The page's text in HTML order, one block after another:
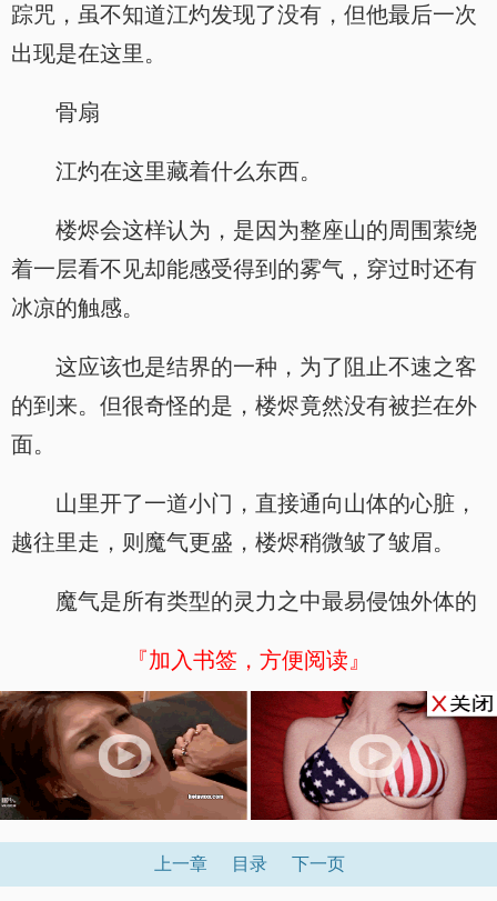
踪咒，虽不知道江灼发现了没有，但他最后一次
出现是在这里。
骨扇
江灼在这里藏着什么东西。
楼烬会这样认为，是因为整座山的周围萦绕
着一层看不见却能感受得到的雾气，穿过时还有
冰凉的触感。
这应该也是结界的一种，为了阻止不速之客
的到来。但很奇怪的是，楼烬竟然没有被拦在外
面。
山里开了一道小门，直接通向山体的心脏，
越往里走，则魔气更盛，楼烬稍微皱了皱眉。
魔气是所有类型的灵力之中最易侵蚀外体的
『加入书签，方便阅读』
上一章 目录 下一页